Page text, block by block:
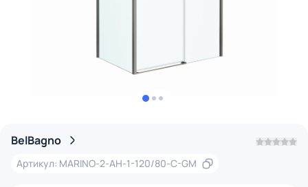
BelBagno
Артикул: MARINO-2-AH-1-120/80-C-GM